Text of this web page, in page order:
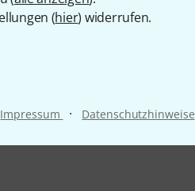
(hier) widerrufen.
Impressum · Datenschutzhinweise